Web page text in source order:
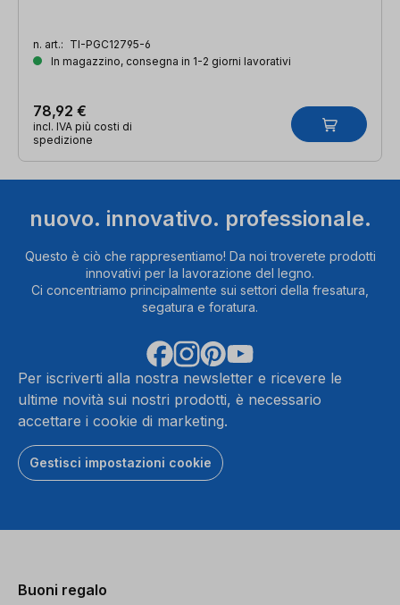
n. art.: TI-PGC12795-6
In magazzino, consegna in 1-2 giorni lavorativi
78,92 €
incl. IVA più costi di
spedizione
nuovo. innovativo. professionale.
Questo è ciò che rappresentiamo! Da noi troverete prodotti
innovativi per la lavorazione del legno.
Ci concentriamo principalmente sui settori della fresatura,
segatura e foratura.
Per iscriverti alla nostra newsletter e ricevere le
ultime novità sui nostri prodotti, è necessario
accettare i cookie di marketing.
Gestisci impostazioni cookie
Buoni regalo